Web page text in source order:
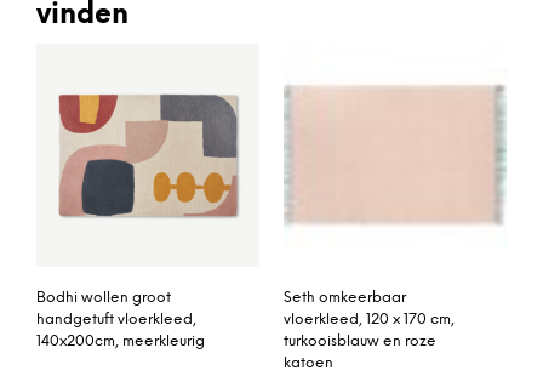
vinden
Bodhi wollen groot
handgetuft vloerkleed,
140x200cm, meerkleurig
Seth omkeerbaar
vloerkleed, 120 x 170 cm,
turkooisblauw en roze
katoen